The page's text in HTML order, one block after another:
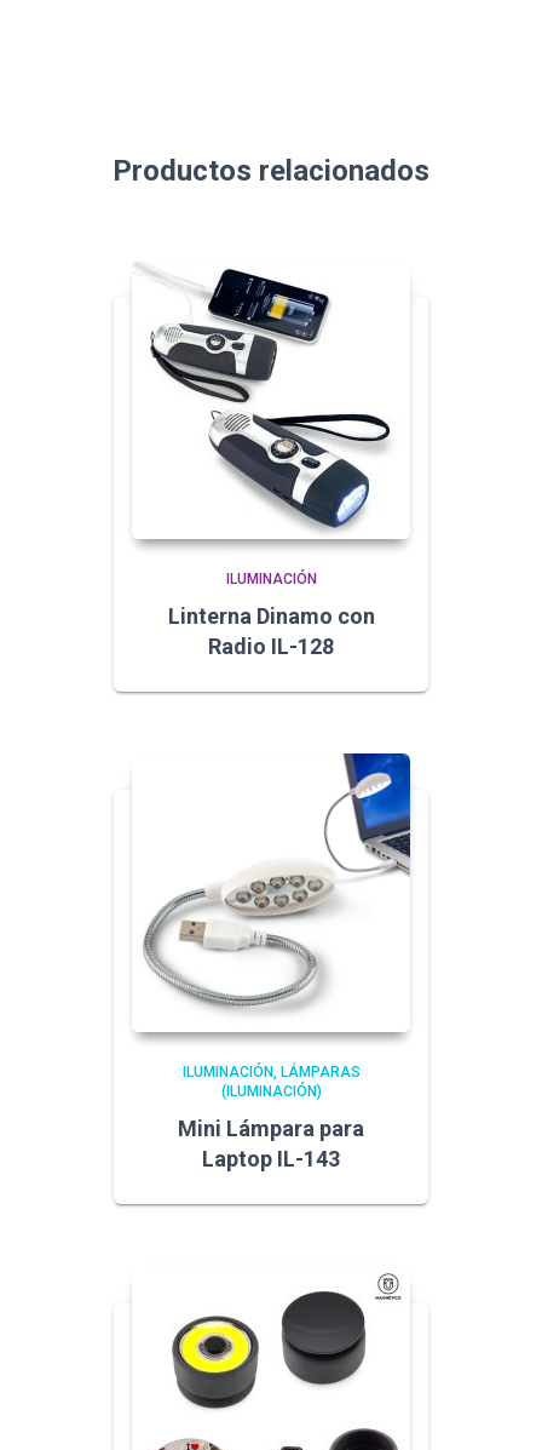
Productos relacionados
ILUMINACIÓN
Linterna Dinamo con
Radio IL-128
ILUMINACIÓN
LÁMPARAS
(ILUMINACIÓN)
Mini Lámpara para
Laptop IL-143